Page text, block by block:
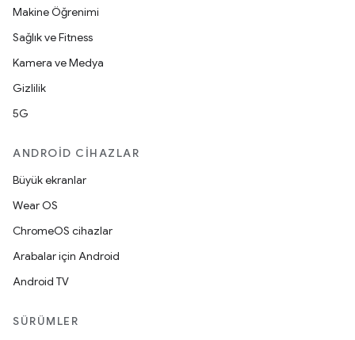
Makine Öğrenimi
Sağlık ve Fitness
Kamera ve Medya
Gizlilik
5G
ANDROID CIHAZLAR
Büyük ekranlar
Wear OS
ChromeOS cihazlar
Arabalar için Android
Android TV
SÜRÜMLER